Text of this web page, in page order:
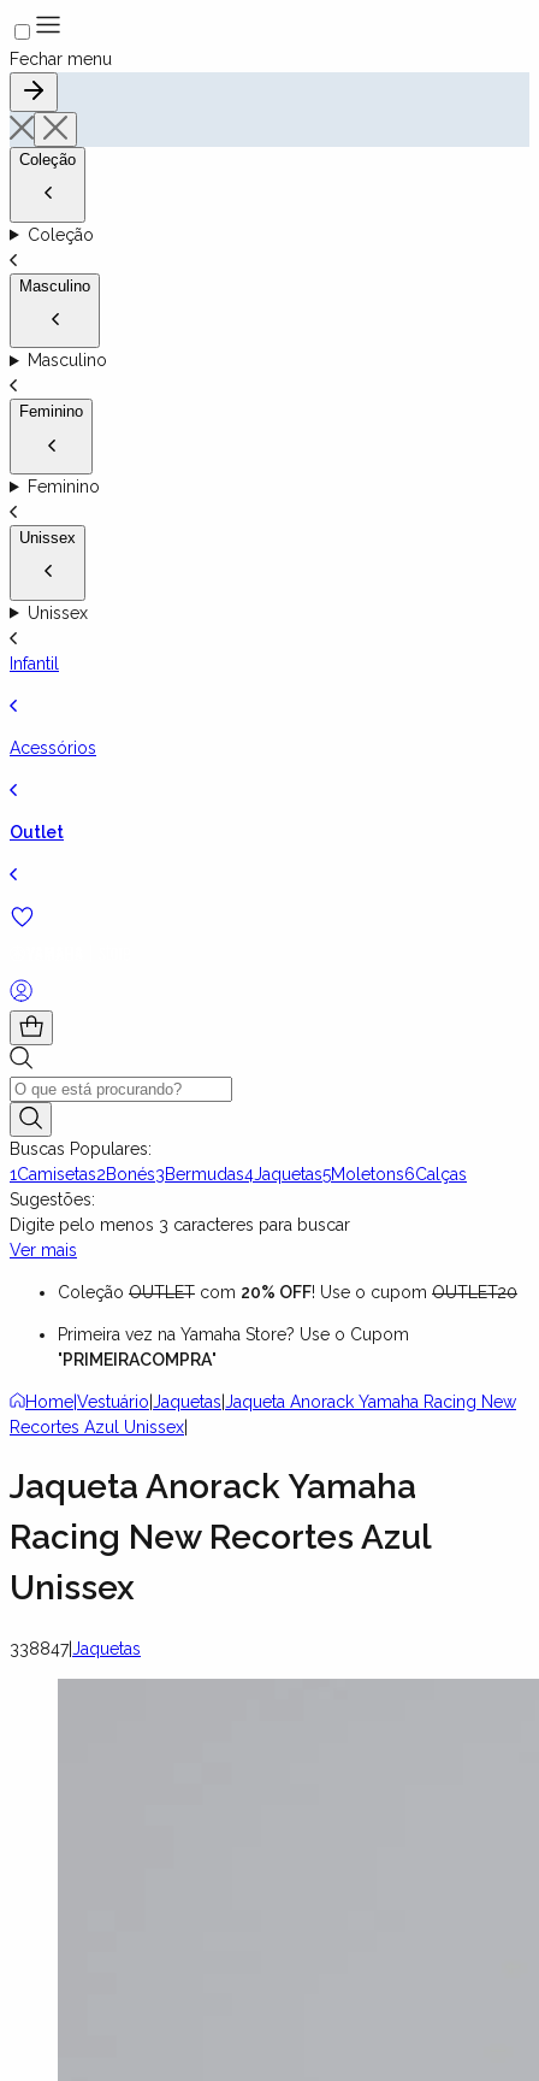
Fechar menu
Coleção
Coleção
Masculino
Masculino
Feminino
Feminino
Unissex
Unissex
Infantil
Acessórios
Outlet
Buscas Populares:
1Camisetas2Bonés3Bermudas4Jaquetas5Moletons6Calças
Sugestões:
Digite pelo menos 3 caracteres para buscar
Ver mais
Coleção OUTLET com 20% OFF! Use o cupom OUTLET20
Primeira vez na Yamaha Store? Use o Cupom
"PRIMEIRACOMPRA"
HomeVestuário Jaquetas Jaqueta Anorack Yamaha Racing New
Recortes Azul Unissex
Jaqueta Anorack Yamaha
Racing New Recortes Azul
Unissex
338847|Jaquetas